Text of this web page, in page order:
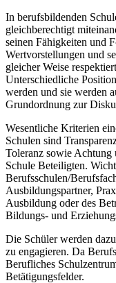
In berufsbildenden
gleichberechtigt
seinen Fähigkeiten und
Wertvorstellungen und
gleicher Weise
Unterschiedliche
werden und sie werden
Grundordnung zur
Wesentliche Kriterien
Schulen sind
Toleranz sowie Achtung
Schule Beteiligten.
Berufsschulen/
Ausbildungspartner,
Ausbildung oder des
Bildungs- und
Die Schüler werden
zu engagieren. Da
Berufliches
Betätigungsfelder.